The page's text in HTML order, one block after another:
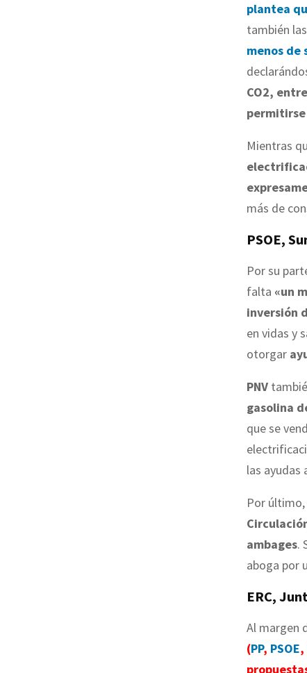
plantea
también
menos de
CO2,
Mientras
más de
PSOE,
Por su
falta «un
inversión
en vidas y
otorgar
PNV
gasolina
que se
las ayudas
Por último,
ambages.
aboga por
ERC,
Al margen
(PP, PSOE,